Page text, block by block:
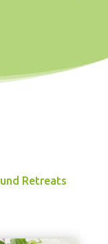
Retreats